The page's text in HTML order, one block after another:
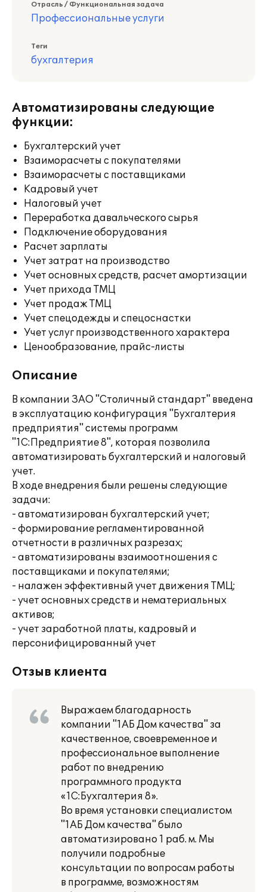
Отрасль / Функциональная задача
Профессиональные услуги
Теги
бухгалтерия
Автоматизированы следующие
функции:
Бухгалтерский учет
Взаиморасчеты с покупателями
Взаиморасчеты с поставщиками
Кадровый учет
Налоговый учет
Переработка давальческого сырья
Подключение оборудования
Расчет зарплаты
Учет затрат на производство
Учет основных средств, расчет амортизации
Учет прихода ТМЦ
Учет продаж ТМЦ
Учет спецодежды и спецоснастки
Учет услуг производственного характера
Ценообразование, прайс-листы
Описание
В компании ЗАО "Столичный стандарт" введена
в эксплуатацию конфигурация "Бухгалтерия
предприятия" системы программ
"1С:Предприятие 8", которая позволила
автоматизировать бухгалтерский и налоговый
учет.
В ходе внедрения были решены следующие
задачи:
- автоматизирован бухгалтерский учет;
- формирование регламентированной
отчетности в различных разрезах;
- автоматизированы взаимоотношения с
поставщиками и покупателями;
- налажен эффективный учет движения ТМЦ;
- учет основных средств и нематериальных
активов;
- учет заработной платы, кадровый и
персонифицированный учет
Отзыв клиента
Выражаем благодарность
компании "1АБ Дом качества" за
качественное, своевременное и
профессиональное выполнение
работ по внедрению
программного продукта
«1С:Бухгалтерия 8».
Во время установки специалистом
"1АБ Дом качества" было
автоматизировано 1 раб. м. Мы
получили подробные
консультации по вопросам работы
в программе, возможностям